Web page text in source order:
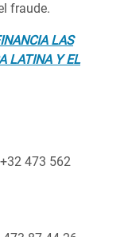
fraude.
LAS
LATINA Y EL
473 562